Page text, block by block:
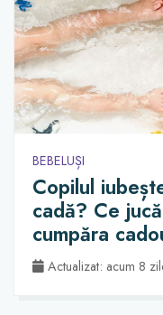
BEBELUȘI
Copilul
cadă? Ce
cumpăra
Actualizat: acum 8